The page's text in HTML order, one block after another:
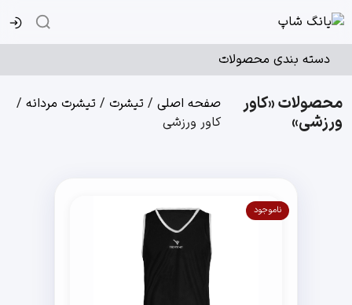
دسته بندی محصولات
صفحه اصلی / تیشرت / تیشرت مردانه /
کاور ورزشی
محصولات «کاور
ورزشی»